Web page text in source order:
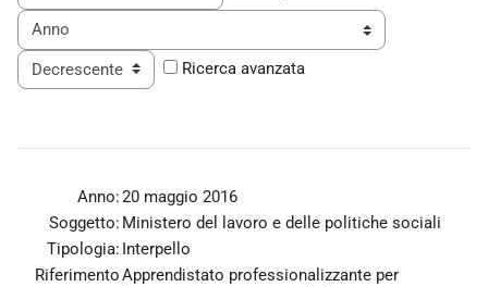
Ricerca avanzata
Anno:20 maggio 2016
Soggetto: Ministero del lavoro e delle politiche sociali
Tipologia: Interpello
RiferimentoApprendistato professionalizzante per